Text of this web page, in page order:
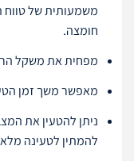
משמעותית של טווח
חומצה.
מפחית את משקל הרכב ב –
מאפשר משך זמן
ניתן להטעין את
להמתין לטעינה